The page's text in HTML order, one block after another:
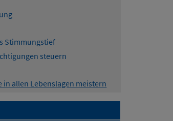
Stimmungstief
steuern
in allen Lebenslagen meistern